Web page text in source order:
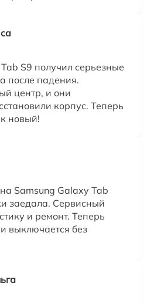
S9 получил серьезные
после падения.
центр, и они
корпус. Теперь
новый!
Samsung Galaxy Tab
заедала. Сервисный
и ремонт. Теперь
выключается без